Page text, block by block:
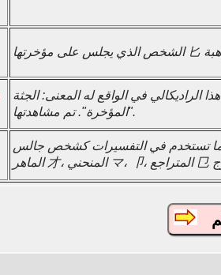
هذا الراديكالي في الواقع له المعنى: الجثة 尸. ولكن نظرًا لاستخدامه في الديك أو البول أو الريح، يشار إليه عادة هنا باسم
"المؤخرة". تم مشاهدتها.